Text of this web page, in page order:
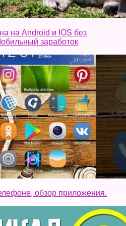
на Android и IOS без
заработок
обзор приложения.